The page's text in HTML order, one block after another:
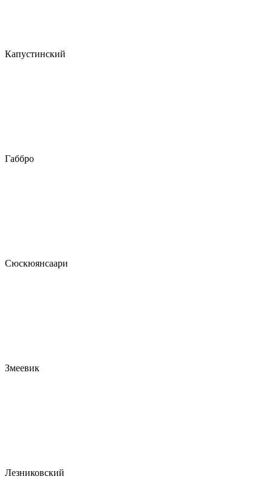
Капустинский
Габбро
Сюскюянсаари
Змеевик
Лезниковский